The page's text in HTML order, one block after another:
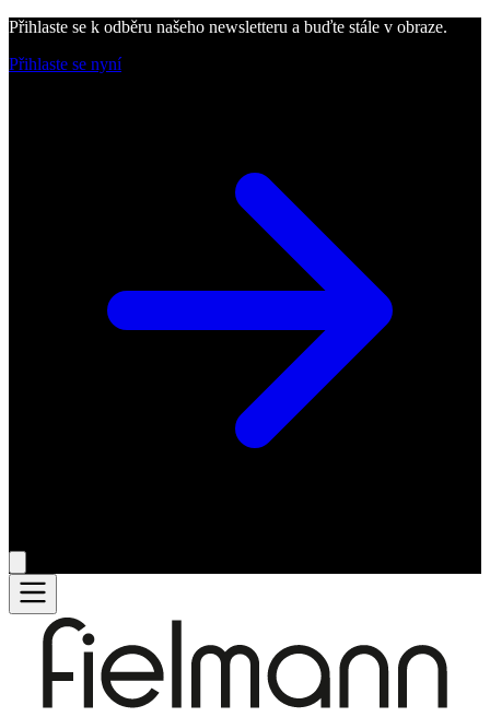
Přihlaste se k odběru našeho newsletteru a buďte stále v obraze.
Přihlaste se nyní